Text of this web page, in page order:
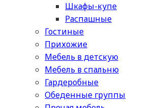
Шкафы-купе
Распашные
Гостиные
Прихожие
Мебель в детскую
Мебель в спальню
Гардеробные
Обеденные группы